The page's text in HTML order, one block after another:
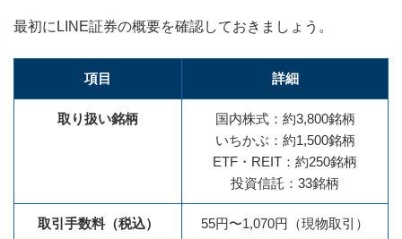
最初にLINE証券の概要を確認しておきましょう。
項目 詳細
取り扱い銘柄
国内株式：約3,800銘柄
いちかぶ：約1,500銘柄
ETF・REIT：約250銘柄
投資信託：33銘柄
取引手数料（税込） 55円〜1,070円（現物取引）